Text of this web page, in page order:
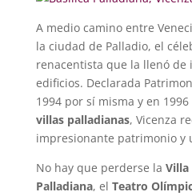
A medio camino entre
la ciudad de Palladio, el
renacentista que la llenó de
edificios. Declarada
1994 por sí misma y en
villas palladianas, Vicenza
impresionante patrimonio y
No hay que perderse la Villa
Palladiana, el Teatro